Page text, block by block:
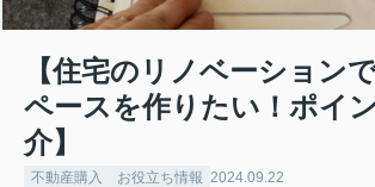
【住宅のリノベーション
ペースを作りたい！ポイ
介】
不動産購入 お役立ち情報 2024.09.22